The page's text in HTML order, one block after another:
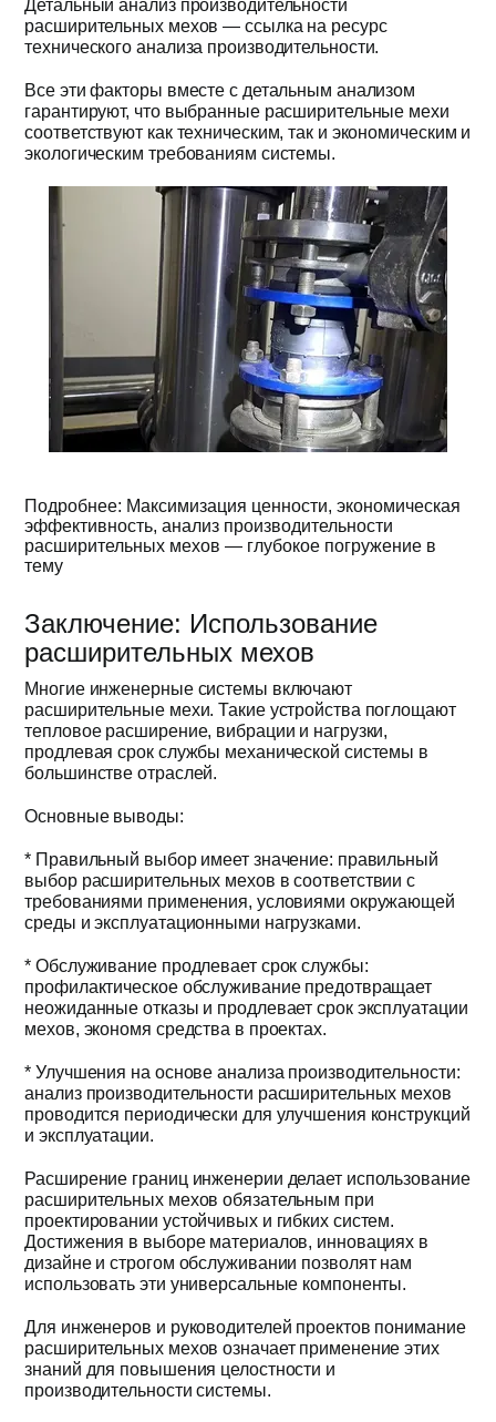
Детальный анализ производительности
расширительных мехов — ссылка на ресурс
технического анализа производительности.
Все эти факторы вместе с детальным анализом
гарантируют, что выбранные расширительные мехи
соответствуют как техническим, так и экономическим и
экологическим требованиям системы.
Подробнее: Максимизация ценности, экономическая
эффективность, анализ производительности
расширительных мехов — глубокое погружение в
тему
Заключение: Использование
расширительных мехов
Многие инженерные системы включают
расширительные мехи. Такие устройства поглощают
тепловое расширение, вибрации и нагрузки,
продлевая срок службы механической системы в
большинстве отраслей.
Основные выводы:
* Правильный выбор имеет значение: правильный
выбор расширительных мехов в соответствии с
требованиями применения, условиями окружающей
среды и эксплуатационными нагрузками.
* Обслуживание продлевает срок службы:
профилактическое обслуживание предотвращает
неожиданные отказы и продлевает срок эксплуатации
мехов, экономя средства в проектах.
* Улучшения на основе анализа производительности:
анализ производительности расширительных мехов
проводится периодически для улучшения конструкций
и эксплуатации.
Расширение границ инженерии делает использование
расширительных мехов обязательным при
проектировании устойчивых и гибких систем.
Достижения в выборе материалов, инновациях в
дизайне и строгом обслуживании позволят нам
использовать эти универсальные компоненты.
Для инженеров и руководителей проектов понимание
расширительных мехов означает применение этих
знаний для повышения целостности и
производительности системы.